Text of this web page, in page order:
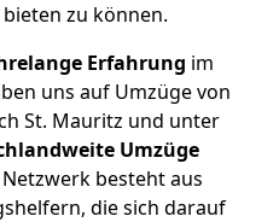
zu können.
Erfahrung im
uns auf Umzüge von
St. Mauritz und unter
Umzüge
besteht aus
die sich darauf